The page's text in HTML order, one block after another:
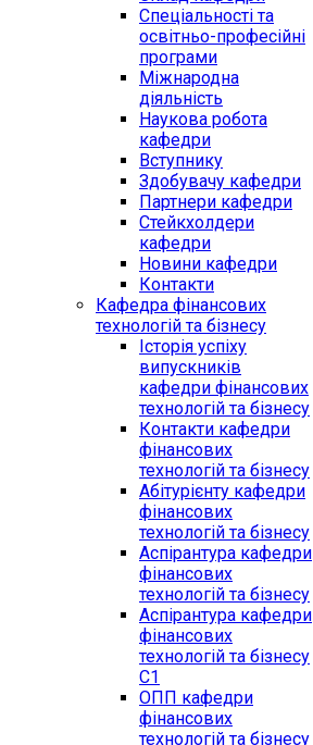
Спеціальності та
освітньо-професійні
програми
Міжнародна
діяльність
Наукова робота
кафедри
Вступнику
Здобувачу кафедри
Партнери кафедри
Стейкхолдери
кафедри
Новини кафедри
Контакти
Кафедра фінансових
технологій та бізнесу
Історія успіху
випускників
кафедри фінансових
технологій та бізнесу
Контакти кафедри
фінансових
технологій та бізнесу
Абітурієнту кафедри
фінансових
технологій та бізнесу
Аспірантура кафедри
фінансових
технологій та бізнесу
Аспірантура кафедри
фінансових
технологій та бізнесу
C1
ОПП кафедри
фінансових
технологій та бізнесу